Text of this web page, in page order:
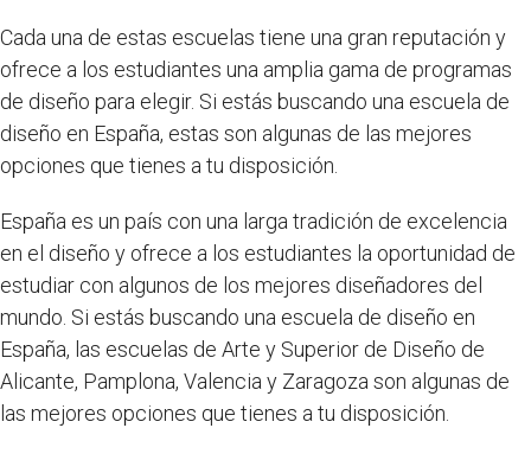
Cada una de estas escuelas tiene una gran reputación y
ofrece a los estudiantes una amplia gama de programas
de diseño para elegir. Si estás buscando una escuela de
diseño en España, estas son algunas de las mejores
opciones que tienes a tu disposición.
España es un país con una larga tradición de excelencia
en el diseño y ofrece a los estudiantes la oportunidad de
estudiar con algunos de los mejores diseñadores del
mundo. Si estás buscando una escuela de diseño en
España, las escuelas de Arte y Superior de Diseño de
Alicante, Pamplona, Valencia y Zaragoza son algunas de
las mejores opciones que tienes a tu disposición.